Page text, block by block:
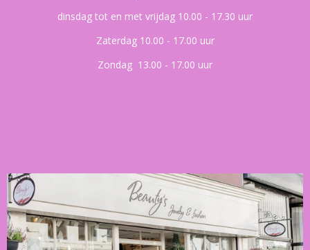
dinsdag tot en met vrijdag 10.00 - 17.30 uur
Zaterdag 10.00 - 17.00 uur
Zondag 13.00 - 17.00 uur